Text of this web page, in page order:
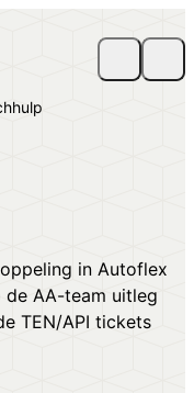
in Autoflex
de AA-team uitleg
TEN/API tickets